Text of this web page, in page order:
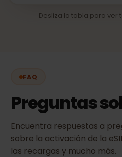
Desliza la tabla para ver
FAQ
Preguntas
Encuentra respuestas a
sobre la activación de la
las recargas y mucho más.